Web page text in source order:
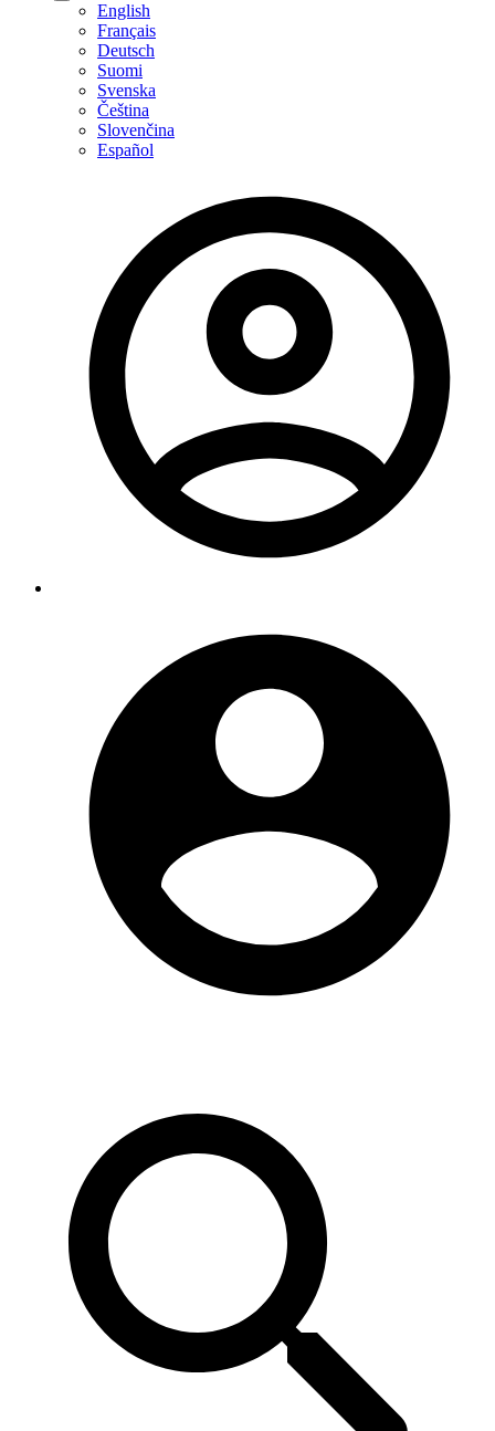
English
Français
Deutsch
Suomi
Svenska
Čeština
Slovenčina
Español